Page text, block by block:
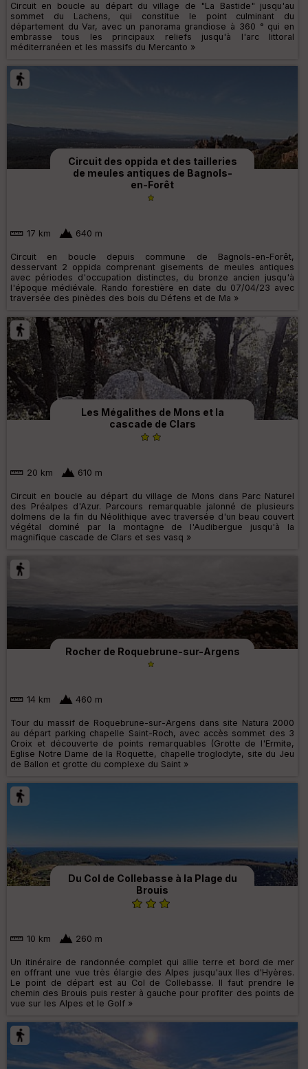
Circuit en boucle au départ du village de "La Bastide" jusqu'au
sommet du Lachens, qui constitue le point culminant du
département du Var, avec un panorama grandiose à 360 ° qui en
embrasse tous les principaux reliefs jusqu'à l'arc littoral
méditerranéen et les massifs du Mercanto »
Circuit des oppida et des tailleries
de meules antiques de Bagnols-
en-Forêt
17 km 640 m
Circuit en boucle depuis commune de Bagnols-en-Forêt,
desservant 2 oppida comprenant gisements de meules antiques
avec périodes d'occupation distinctes, du bronze ancien jusqu'à
l'époque médiévale. Rando forestière en date du 07/04/23 avec
traversée des pinèdes des bois du Défens et de Ma »
Les Mégalithes de Mons et la
cascade de Clars
20 km 610 m
Circuit en boucle au départ du village de Mons dans Parc Naturel
des Préalpes d'Azur. Parcours remarquable jalonné de plusieurs
dolmens de la fin du Néolithique avec traversée d'un beau couvert
végétal dominé par la montagne de l'Audibergue jusqu'à la
magnifique cascade de Clars et ses vasq »
Rocher de Roquebrune-sur-Argens
14 km 460 m
Tour du massif de Roquebrune-sur-Argens dans site Natura 2000
au départ parking chapelle Saint-Roch, avec accès sommet des 3
Croix et découverte de points remarquables (Grotte de l'Ermite,
Eglise Notre Dame de la Roquette, chapelle troglodyte, site du Jeu
de Ballon et grotte du complexe du Saint »
Du Col de Collebasse à la Plage du
Brouis
10 km 260 m
Un itinéraire de randonnée complet qui allie terre et bord de mer
en offrant une vue très élargie des Alpes jusqu'aux Iles d'Hyères.
Le point de départ est au Col de Collebasse. Il faut prendre le
chemin des Brouis puis rester à gauche pour profiter des points de
vue sur les Alpes et le Golf »